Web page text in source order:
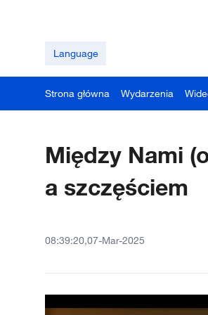
Language
Strona główna Wydarzenia
Między Nami
a szczęściem
08:39:20,07-Mar-2025